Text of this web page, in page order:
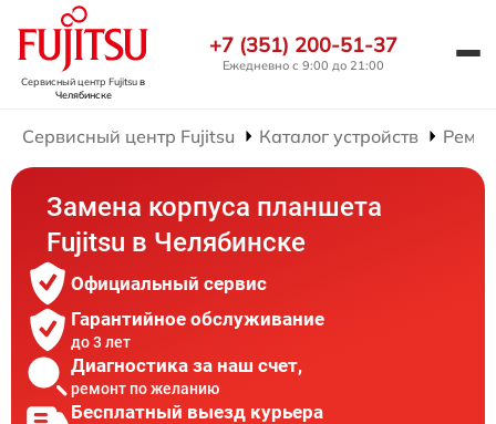
Сервисный центр Fujitsuв
Челябинске
+7 (351) 200-51-37
Ежедневно с 9:00 до 21:00
Сервисный центр Fujitsu Каталог устройств
Замена корпуса планшета
Fujitsu в Челябинске
Официальный сервис
Гарантийное обслуживание
до 3 лет
Диагностика за наш счет,
ремонт по желанию
Бесплатный выезд курьера